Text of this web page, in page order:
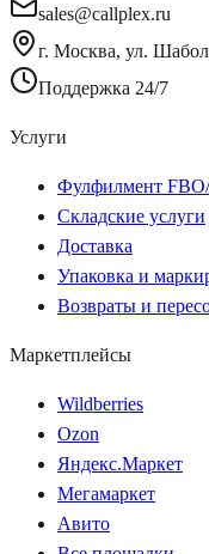
sales@callplex.ru
г. Москва, ул.
Поддержка 24/7
Услуги
Фулфилмент
Складские услуги
Доставка
Упаковка и
Возвраты и
Маркетплейсы
Wildberries
Ozon
Яндекс.Маркет
Мегамаркет
Авито